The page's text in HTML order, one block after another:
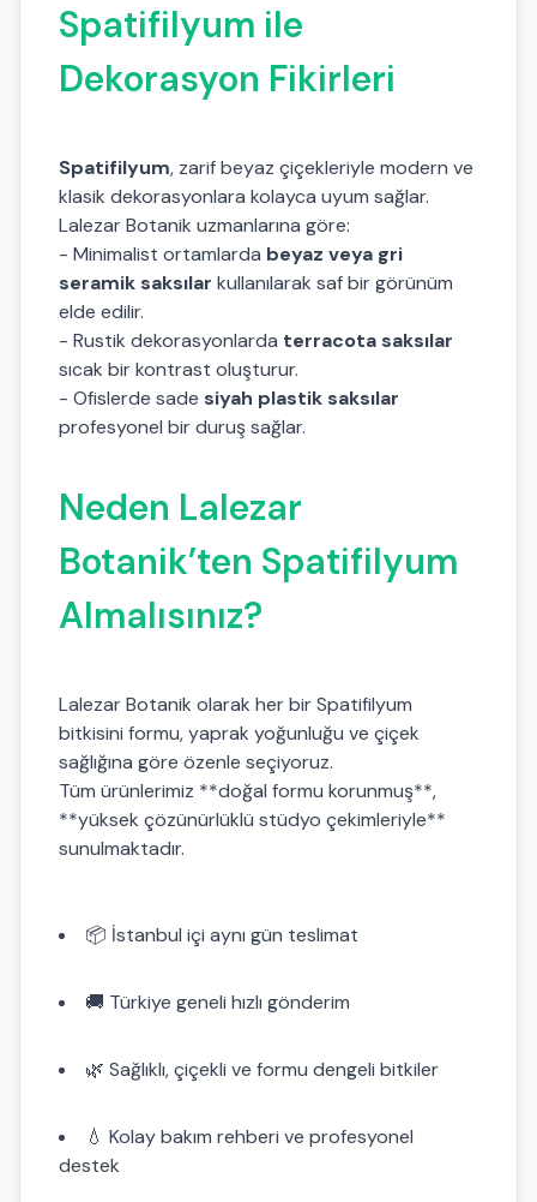
Spatifilyum ile
Dekorasyon Fikirleri
Spatifilyum, zarif beyaz çiçekleriyle modern ve
klasik dekorasyonlara kolayca uyum sağlar.
Lalezar Botanik uzmanlarına göre:
- Minimalist ortamlarda beyaz veya gri
seramik saksılar kullanılarak saf bir görünüm
elde edilir.
- Rustik dekorasyonlarda terracota saksılar
sıcak bir kontrast oluşturur.
- Ofislerde sade siyah plastik saksılar
profesyonel bir duruş sağlar.
Neden Lalezar
Botanik’ten Spatifilyum
Almalısınız?
Lalezar Botanik olarak her bir Spatifilyum
bitkisini formu, yaprak yoğunluğu ve çiçek
sağlığına göre özenle seçiyoruz.
Tüm ürünlerimiz **doğal formu korunmuş**,
**yüksek çözünürlüklü stüdyo çekimleriyle**
sunulmaktadır.
📦 İstanbul içi aynı gün teslimat
🚚 Türkiye geneli hızlı gönderim
🌿 Sağlıklı, çiçekli ve formu dengeli bitkiler
💧 Kolay bakım rehberi ve profesyonel
destek